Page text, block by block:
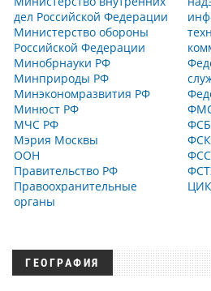
дел Российской Федерации
Министерство обороны
Российской Федерации
Минобрнауки РФ
Минприроды РФ
Минэкономразвития РФ
Минюст РФ
МЧС РФ
Мэрия Москвы
ООН
Правительство РФ
Правоохранительные
органы
ГЕОГРАФИЯ